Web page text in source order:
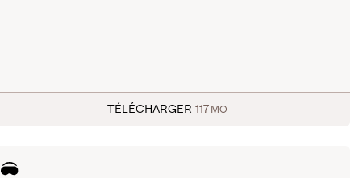
TÉLÉCHARGER 117 MO